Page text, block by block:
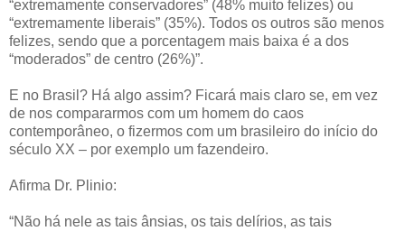
“extremamente conservadores” (48% muito felizes) ou
“extremamente liberais” (35%). Todos os outros são menos
felizes, sendo que a porcentagem mais baixa é a dos
“moderados” de centro (26%)”.
E no Brasil? Há algo assim? Ficará mais claro se, em vez
de nos compararmos com um homem do caos
contemporâneo, o fizermos com um brasileiro do início do
século XX ‒ por exemplo um fazendeiro.
Afirma Dr. Plinio:
“Não há nele as tais ânsias, os tais delírios, as tais